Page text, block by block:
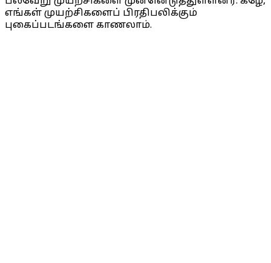
எங்கள் முயற்சிகளைப் பிரதிபலிக்கும்
புகைப்படங்களை காணலாம்.